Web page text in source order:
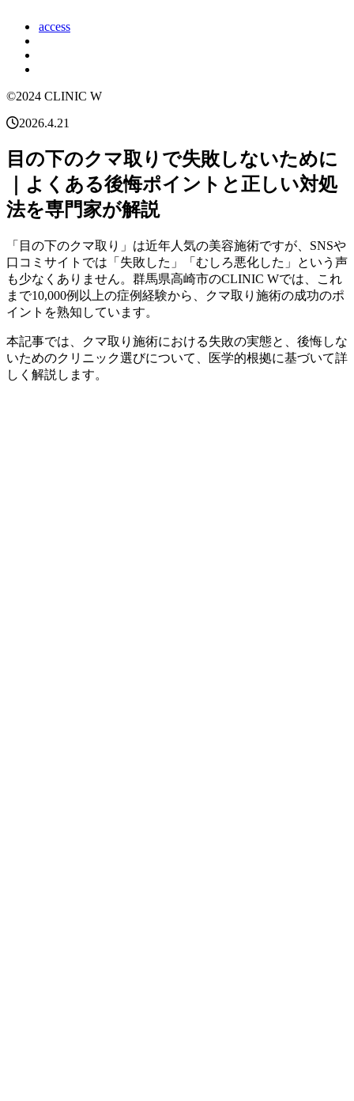
access
©2024 CLINIC W
2026.4.21
目の下のクマ取りで失敗しないために
｜よくある後悔ポイントと正しい対処
法を専門家が解説
「目の下のクマ取り」は近年人気の美容施術ですが、SNSや
口コミサイトでは「失敗した」「むしろ悪化した」という声
も少なくありません。群馬県高崎市のCLINIC Wでは、これ
まで10,000例以上の症例経験から、クマ取り施術の成功のポ
イントを熟知しています。
本記事では、クマ取り施術における失敗の実態と、後悔しな
いためのクリニック選びについて、医学的根拠に基づいて詳
しく解説します。